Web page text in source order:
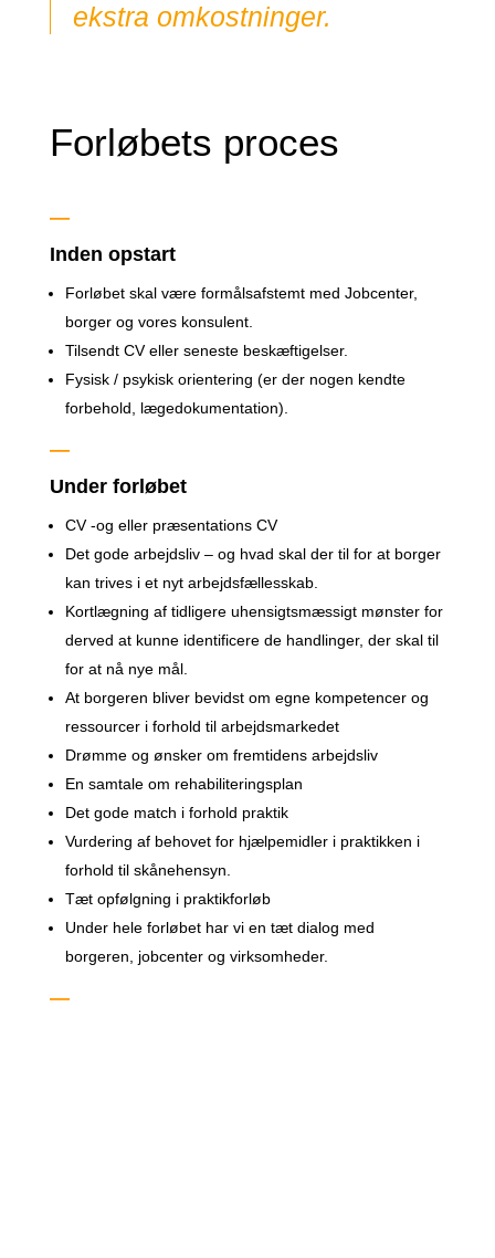
ekstra omkostninger.
Forløbets proces
—
Inden opstart
Forløbet skal være formålsafstemt med Jobcenter,
borger og vores konsulent.
Tilsendt CV eller seneste beskæftigelser.
Fysisk / psykisk orientering (er der nogen kendte
forbehold, lægedokumentation).
—
Under forløbet
CV -og eller præsentations CV
Det gode arbejdsliv – og hvad skal der til for at borger
kan trives i et nyt arbejdsfællesskab.
Kortlægning af tidligere uhensigtsmæssigt mønster for
derved at kunne identificere de handlinger, der skal til
for at nå nye mål.
At borgeren bliver bevidst om egne kompetencer og
ressourcer i forhold til arbejdsmarkedet
Drømme og ønsker om fremtidens arbejdsliv
En samtale om rehabiliteringsplan
Det gode match i forhold praktik
Vurdering af behovet for hjælpemidler i praktikken i
forhold til skånehensyn.
Tæt opfølgning i praktikforløb
Under hele forløbet har vi en tæt dialog med
borgeren, jobcenter og virksomheder.
—